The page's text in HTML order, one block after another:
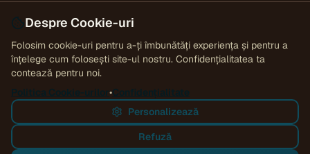
Studii de caz
Instrumente
Perspective
FuengirolaGibraltar
2026 InfoWebPlus
Despre Cookie-uri
Folosim cookie-uri pentru a-ți îmbunătăți experiența și pentru a
înțelege cum folosești site-ul nostru. Confidențialitatea ta
contează pentru noi.
Politica Cookie-urilor•Confidențialitate
Personalizează
Refuză